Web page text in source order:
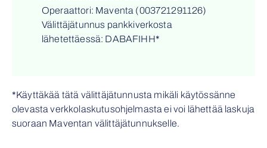
Operaattori: Maventa (003721291126)
Välittäjätunnus pankkiverkosta
lähetettäessä: DABAFIHH*
*Käyttäkää tätä välittäjätunnusta mikäli käytössänne
olevasta verkkolaskutusohjelmasta ei voi lähettää laskuja
suoraan Maventan välittäjätunnukselle.